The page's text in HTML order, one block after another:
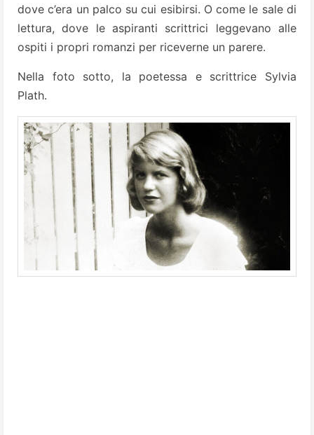
dove c’era un palco su cui esibirsi. O come le sale di
lettura, dove le aspiranti scrittrici leggevano alle
ospiti i propri romanzi per riceverne un parere.
Nella foto sotto, la poetessa e scrittrice Sylvia
Plath.